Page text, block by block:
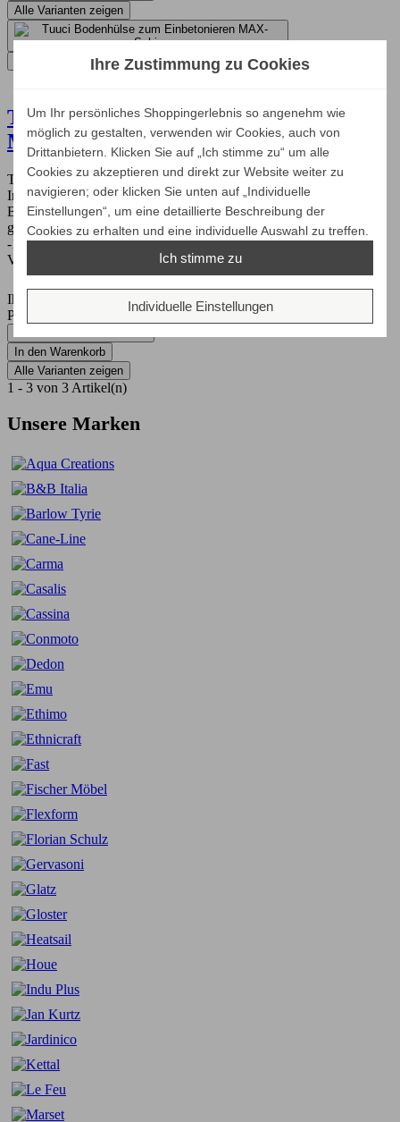
Alle Varianten zeigen
Tuuci Bodenhülse zum Einbetonieren
MAX-Schirme
Tuuci Bodenhülse zum Einbetonieren für MAX-Sonnenschirme
Inkl. Edelstahlschrauben Für den Einsatz in neuen
BetonSicherheitsstamm und Beaty Plate werden mit dem Schirm
geliefert
-10.6%
Verkaufspreis
Ihr Spar-Preis
Preise inkl. ges. MwSt.
In den Warenkorb
Alle Varianten zeigen
1 - 3 von 3 Artikel(n)
Unsere Marken
Ihre Zustimmung zu Cookies
Um Ihr persönliches Shoppingerlebnis so angenehm wie
möglich zu gestalten, verwenden wir Cookies, auch von
Drittanbietern. Klicken Sie auf „Ich stimme zu“ um alle
Cookies zu akzeptieren und direkt zur Website weiter zu
navigieren; oder klicken Sie unten auf „Individuelle
Einstellungen“, um eine detaillierte Beschreibung der
Cookies zu erhalten und eine individuelle Auswahl zu treffen.
Ich stimme zu
Individuelle Einstellungen